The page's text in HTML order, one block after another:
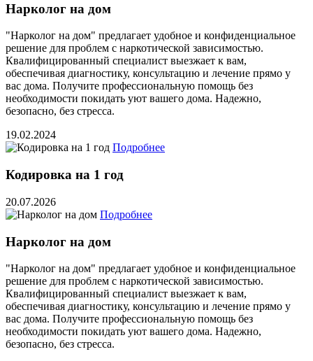
Нарколог на дом
"Нарколог на дом" предлагает удобное и конфиденциальное
решение для проблем с наркотической зависимостью.
Квалифицированный специалист выезжает к вам,
обеспечивая диагностику, консультацию и лечение прямо у
вас дома. Получите профессиональную помощь без
необходимости покидать уют вашего дома. Надежно,
безопасно, без стресса.
19.02.2024
Подробнее
Кодировка на 1 год
20.07.2026
Подробнее
Нарколог на дом
"Нарколог на дом" предлагает удобное и конфиденциальное
решение для проблем с наркотической зависимостью.
Квалифицированный специалист выезжает к вам,
обеспечивая диагностику, консультацию и лечение прямо у
вас дома. Получите профессиональную помощь без
необходимости покидать уют вашего дома. Надежно,
безопасно, без стресса.